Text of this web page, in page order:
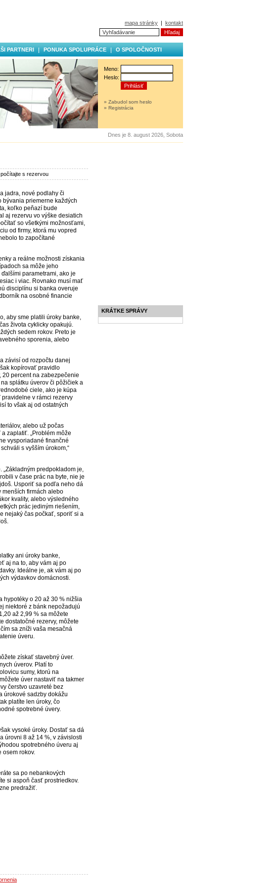
mapa stránky | kontakt
PARTNERI PONUKA SPOLUPRÁCE O SPOLOČNOSTI
Meno:
Heslo:
» Zabudol som heslo
» Registrácia
Dnes je 8. august 2026, Sobota
s rezervou
jadra, nové podlahy či
priemerne každých
koľko peňazí bude
aj rezervu vo výške desiatich
so všetkými možnosťami,
od firmy, ktorá mu vopred
to započítané
a reálne možnosti získania
sa môže jeho
parametrami, ako je
i viac. Rovnako musí mať
disciplínu si banka overuje
na osobné financie
aby sme platili úroky banke,
života cyklicky opakujú.
sedem rokov. Preto je
sporenia, alebo
závisí od rozpočtu danej
kopírovať pravidlo
20 percent na zabezpečenie
splátku úverov či pôžičiek a
ciele, ako je kúpa
v rámci rezervy
to však aj od ostatných
alebo už počas
zaplatiť. „Problém môže
vysporiadané finančné
s vyšším úrokom,“
predpokladom je,
v čase prác na byte, nie je
Usporiť sa podľa neho dá
menších firmách alebo
kvality, alebo výsledného
prác jediným riešením,
nejaký čas počkať, sporiť si a
ani úroky banke,
aj na to, aby vám aj po
Ideálne je, ak vám aj po
výdavkov domácnosti.
hypotéky o 20 až 30 % nižšia
niektoré z bánk nepožadujú
až 2,99 % sa môžete
dostatočné rezervy, môžete
sa zníži vaša mesačná
úveru.
získať stavebný úver.
úverov. Platí to
sumy, ktorú na
úver nastaviť na takmer
čerstvo uzavreté bez
úrokové sadzby dokážu
platíte len úroky, čo
spotrebné úvery.
vysoké úroky. Dostať sa dá
úrovni 8 až 14 %, v závislosti
spotrebného úveru aj
osem rokov.
sa po nebankových
si aspoň časť prostriedkov.
predražiť.
KRÁTKE SPRÁVY